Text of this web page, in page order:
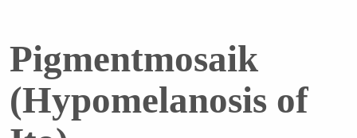
Pigmentmosaik
(Hypomelanosis of